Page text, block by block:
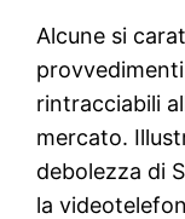
Alcune si
rintracciabili
mercato.
debolezza di
la